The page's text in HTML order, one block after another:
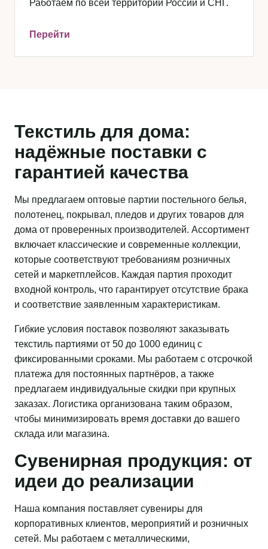
Работаем по всей территории России и СНГ.
Перейти
Текстиль для дома:
надёжные поставки с
гарантией качества
Мы предлагаем оптовые партии постельного белья,
полотенец, покрывал, пледов и других товаров для
дома от проверенных производителей. Ассортимент
включает классические и современные коллекции,
которые соответствуют требованиям розничных
сетей и маркетплейсов. Каждая партия проходит
входной контроль, что гарантирует отсутствие брака
и соответствие заявленным характеристикам.
Гибкие условия поставок позволяют заказывать
текстиль партиями от 50 до 1000 единиц с
фиксированными сроками. Мы работаем с отсрочкой
платежа для постоянных партнёров, а также
предлагаем индивидуальные скидки при крупных
заказах. Логистика организована таким образом,
чтобы минимизировать время доставки до вашего
склада или магазина.
Сувенирная продукция: от
идеи до реализации
Наша компания поставляет сувениры для
корпоративных клиентов, мероприятий и розничных
сетей. Мы работаем с металлическими,